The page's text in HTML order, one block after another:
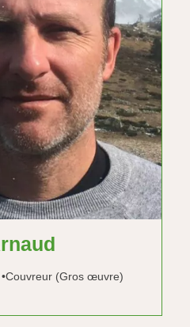
(Gros œuvre)